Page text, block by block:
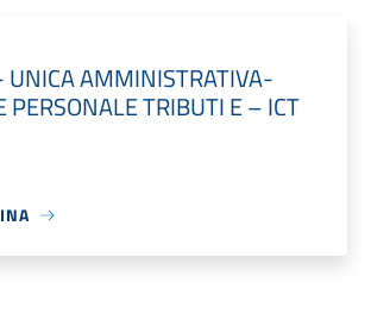
UNICA AMMINISTRATIVA-
PERSONALE TRIBUTI E – ICT